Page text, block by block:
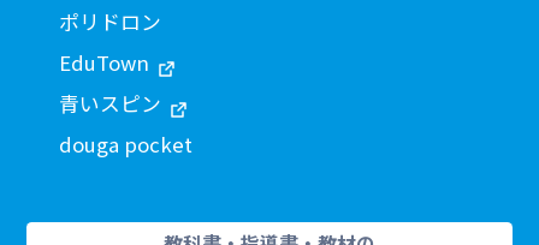
ポリドロン
EduTown
青いスピン
douga pocket